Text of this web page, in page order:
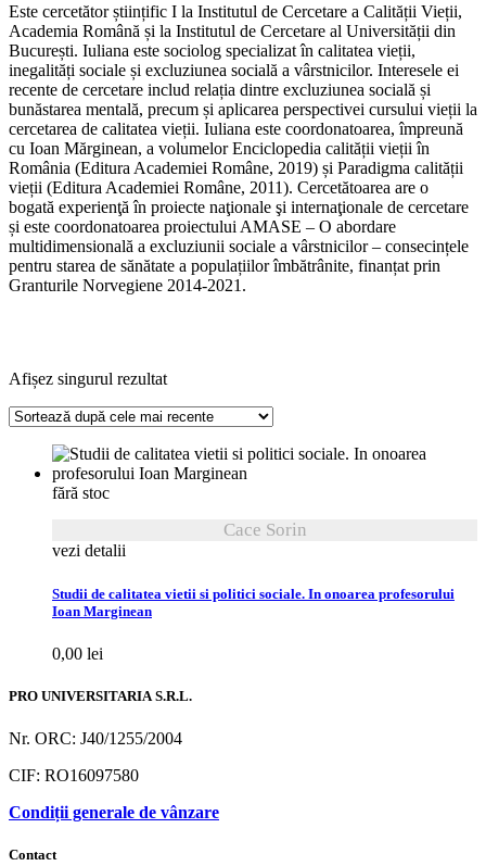
Este cercetător științific I la Institutul de Cercetare a Calității Vieții,
Academia Română și la Institutul de Cercetare al Universității din
București. Iuliana este sociolog specializat în calitatea vieții,
inegalități sociale și excluziunea socială a vârstnicilor. Interesele ei
recente de cercetare includ relația dintre excluziunea socială și
bunăstarea mentală, precum și aplicarea perspectivei cursului vieții la
cercetarea de calitatea vieții. Iuliana este coordonatoarea, împreună
cu Ioan Mărginean, a volumelor Enciclopedia calității vieții în
România (Editura Academiei Române, 2019) și Paradigma calității
vieții (Editura Academiei Române, 2011). Cercetătoarea are o
bogată experienţă în proiecte naţionale şi internaţionale de cercetare
și este coordonatoarea proiectului AMASE – O abordare
multidimensională a excluziunii sociale a vârstnicilor – consecințele
pentru starea de sănătate a populațiilor îmbătrânite, finanțat prin
Granturile Norvegiene 2014-2021.
Afișez singurul rezultat
fără stoc
Cace Sorin
vezi detalii
Studii de calitatea vietii si politici sociale. In onoarea profesorului
Ioan Marginean
0,00 lei
PRO UNIVERSITARIA S.R.L.
Nr. ORC: J40/1255/2004
CIF: RO16097580
Condiții generale de vânzare
Contact